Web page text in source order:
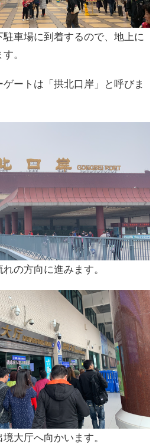
車場に到着するので、地上に
。
ートは「拱北口岸」と呼びま
の方向に進みます。
大厅へ向かいます。